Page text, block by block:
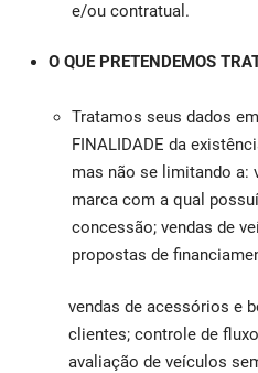
e/ou contratual.
O QUE PRETENDEMOS
Tratamos seus dados
FINALIDADE da
mas não se limitando a:
marca com a qual
concessão; vendas de
propostas de
vendas de acessórios e
clientes; controle de
avaliação de veículos